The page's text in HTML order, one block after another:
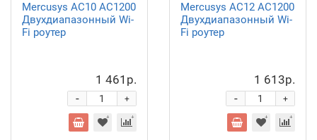
Mercusys AC10 AC1200
Двухдиапазонный Wi-
Fi роутер
1 461р.
+
-
Mercusys AC12 AC1200
Двухдиапазонный Wi-
Fi роутер
1 613р.
+
-